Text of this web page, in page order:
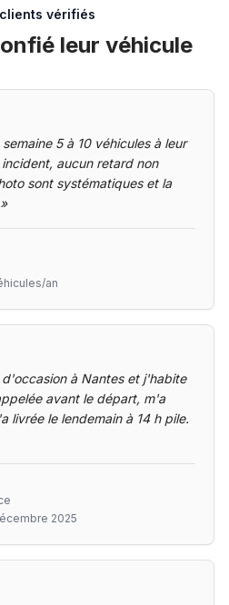
vérifiés
leur véhicule
5 à 10 véhicules à leur
aucun retard non
sont systématiques et la
»
an
à Nantes et j'habite
avant le départ, m'a
livrée le lendemain à 14 h pile.
2025